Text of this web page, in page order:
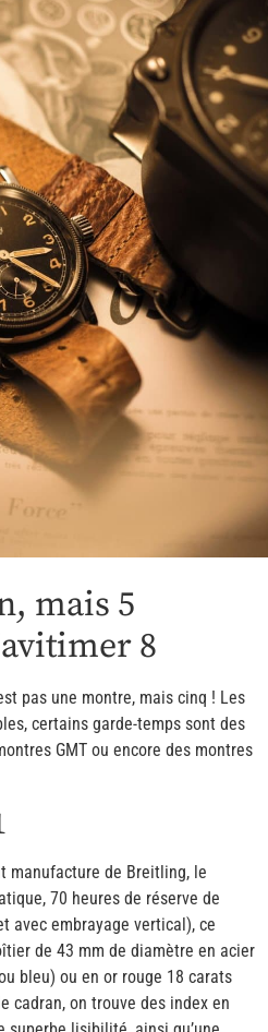
mais 5
8
pas une montre, mais cinq ! Les
certains garde-temps sont des
GMT ou encore des montres
manufacture de Breitling, le
70 heures de réserve de
avec embrayage vertical), ce
de 43 mm de diamètre en acier
bleu) ou en or rouge 18 carats
cadran, on trouve des index en